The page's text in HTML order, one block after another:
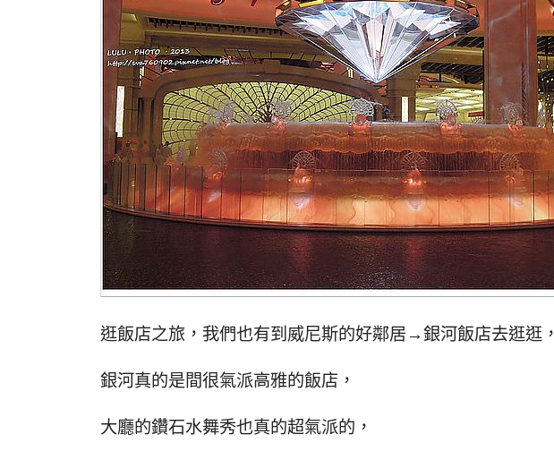
逛飯店之旅，我們也有到威尼斯的好鄰居→銀河飯店去逛逛，
銀河真的是間很氣派高雅的飯店，
大廳的鑽石水舞秀也真的超氣派的，